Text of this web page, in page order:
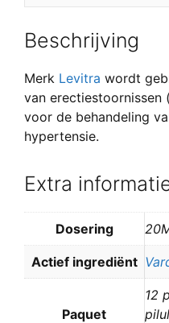
Beschrijving
Merk Levitra wordt
van erectiestoornissen
voor de behandeling
hypertensie.
Extra
Dosering
Actief ingrediënt
Paquet
12